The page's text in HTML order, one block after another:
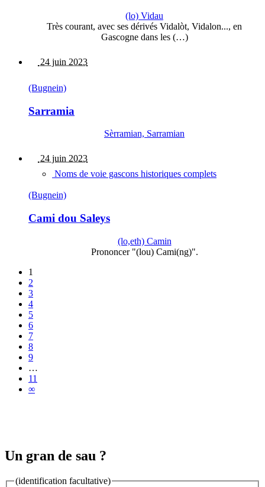
(lo) Vidau
Très courant, avec ses dérivés Vidalòt, Vidalon..., en
Gascogne dans les (…)
24 juin 2023
(Bugnein)
Sarramia
Sèrramian, Sarramian
24 juin 2023
Noms de voie gascons historiques complets
(Bugnein)
Cami dou Saleys
(lo,eth) Camin
Prononcer "(lou) Cami(ng)".
1
2
3
4
5
6
7
8
9
…
11
∞
Un gran de sau ?
(identification facultative)